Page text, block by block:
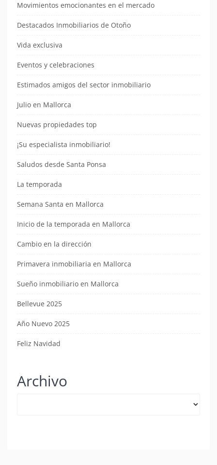
Movimientos emocionantes en el mercado
Destacados Inmobiliarios de Otoño
Vida exclusiva
Eventos y celebraciones
Estimados amigos del sector inmobiliario
Julio en Mallorca
Nuevas propiedades top
¡Su especialista inmobiliario!
Saludos desde Santa Ponsa
La temporada
Semana Santa en Mallorca
Inicio de la temporada en Mallorca
Cambio en la dirección
Primavera inmobiliaria en Mallorca
Sueño inmobiliario en Mallorca
Bellevue 2025
Año Nuevo 2025
Feliz Navidad
Archivo